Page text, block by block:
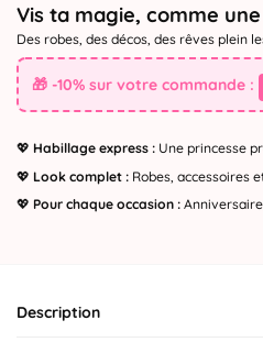
Vis ta magie, comme
Des robes, des décos, des rêves plein
🎁 -10% sur votre commande :
💖 Habillage express : Une princesse
💖 Look complet : Robes, accessoires
💖 Pour chaque occasion :
Description